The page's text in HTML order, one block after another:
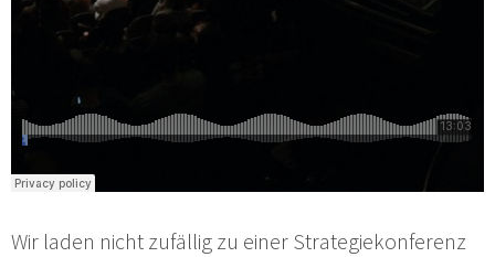
Wir laden nicht zufällig zu einer Strategiekonferenz